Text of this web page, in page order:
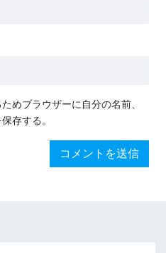
めブラウザーに自分の名前、
存する。